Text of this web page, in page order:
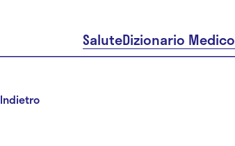
SaluteDizionario Medico
Indietro